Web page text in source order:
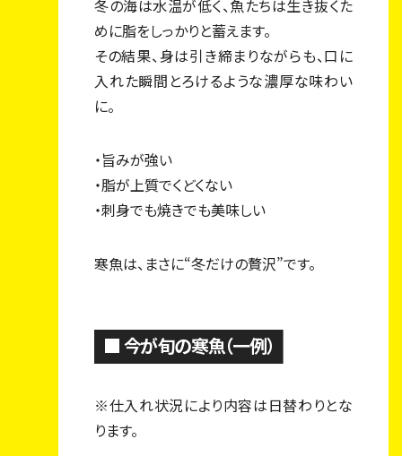
冬の海は水温が低く、魚たちは生き抜くた
めに脂をしっかりと蓄えます。
その結果、身は引き締まりながらも、口に
入れた瞬間とろけるような濃厚な味わい
に。
・旨みが強い
・脂が上質でくどくない
・刺身でも焼きでも美味しい
寒魚は、まさに“冬だけの贅沢”です。
■ 今が旬の寒魚（一例）
※仕入れ状況により内容は日替わりとな
ります。